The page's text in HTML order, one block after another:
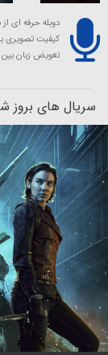
دوبله حرفه ای
کیفیت تصویری
تعویض زبان بین
سریال های بروز